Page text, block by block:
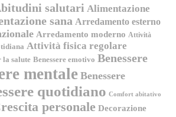
salutari Alimentazione
sana Arredamento esterno
Arredamento moderno Attività
Attività fisica regolare
la salute Benessere emotivo Benessere
mentale Benessere
quotidiano Comfort abitativo
personale Decorazione